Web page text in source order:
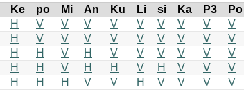
Ke
po Mi An Ku Li si Ka P3 Po
H V V V V V V V V V
H V V V V V V V V V
H H V H V V V V V V
H H V H H V H V V V
H H H V V H V V V V